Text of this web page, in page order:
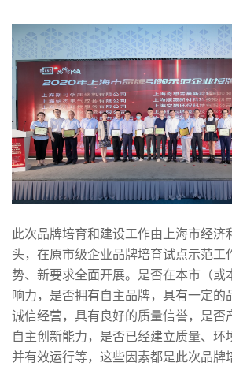
此次品牌培育和建设工作由上海市经济
头，在原市级企业品牌培育试点示范工
势、新要求全面开展。是否在本市（或
响力，是否拥有自主品牌，具有一定的
诚信经营，具有良好的质量信誉，是否
自主创新能力，是否已经建立质量、环
并有效运行等，这些因素都是此次品牌